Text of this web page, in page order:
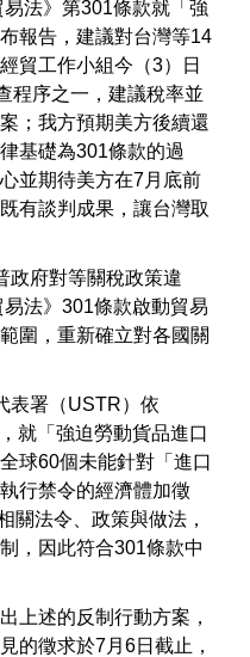
法》第301條款就「強
報告，建議對台灣等14
貿工作小組今（3）日
程序之一，建議稅率並
；我方預期美方後續還
基礎為301條款的過
並期待美方在7月底前
有談判成果，讓台灣取
政府對等關稅政策違
法》301條款啟動貿易
圍，重新確立對各國關
表署（USTR）依
就「強迫勞動貨品進口
球60個未能針對「進口
行禁令的經濟體加徵
關法令、政策與做法，
，因此符合301條款中
上述的反制行動方案，
的徵求於7月6日截止，